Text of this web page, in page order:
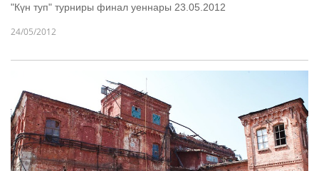
"Күн туп" турниры финал уеннары 23.05.2012
24/05/2012